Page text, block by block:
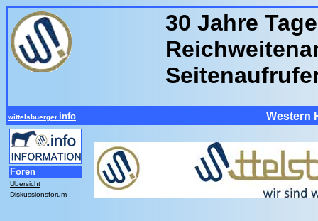
30 Jahre
wittelsbuerger. info Western
Foren
Übersicht
Diskussionsforum